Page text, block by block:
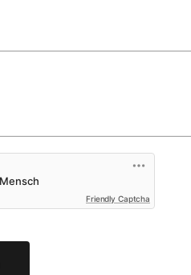
Friendly Captcha